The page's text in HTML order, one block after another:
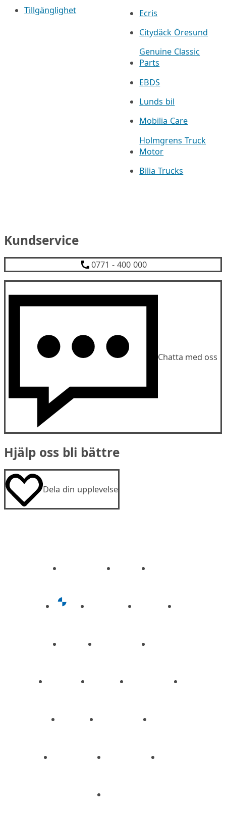
Tillgänglighet
Ecris
Citydäck Öresund
Genuine Classic
Parts
EBDS
Lunds bil
Mobilia Care
Holmgrens Truck
Motor
Bilia Trucks
Kundservice
0771 - 400 000
Chatta med oss
Hjälp oss bli bättre
Dela din upplevelse